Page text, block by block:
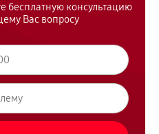
бесплатную консультацию
Вас вопросу